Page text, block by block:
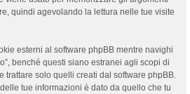
quindi agevolando la lettura nelle tue visite
esterni al software phpBB mentre navighi
benché questi siano estranei agli scopi di
trattare solo quelli creati dal software phpBB.
tue informazioni è dato da quello che tu